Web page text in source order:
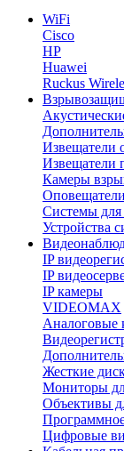
WiFi
Cisco
HP
Huawei
Ruckus
Извещатели
Извещатели
Камеры
Системы для
Устройства
IP
IP
IP камеры
VIDEOMAX
Аналоговые
Жесткие
Мониторы
Объективы
Цифровые